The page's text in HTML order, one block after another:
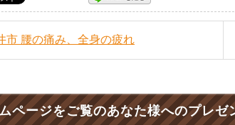
市 腰の痛み、全身の疲れ
ページをご覧のあなた様へのプレゼ